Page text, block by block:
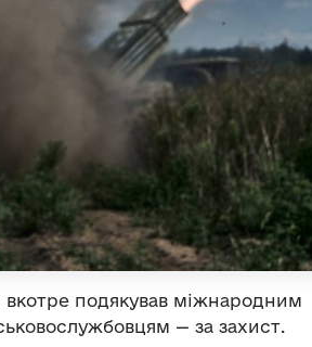
подякував міжнародним
— за захист.